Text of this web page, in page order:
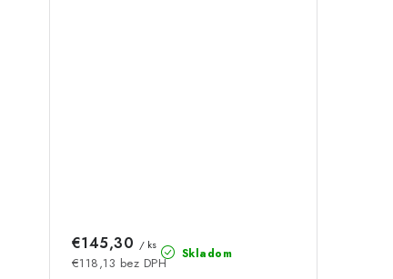
Skladom
€118,13 bez DPH
€145,30 / ks